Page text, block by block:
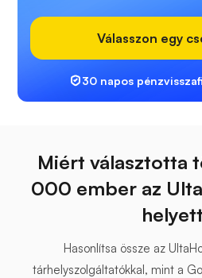
Válasszon egy
30 napos
Miért választotta
000 ember az
Hasonlítsa össze az
tárhelyszolgáltatókkal, mint a